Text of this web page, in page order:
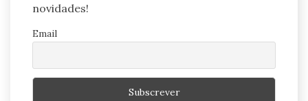
novidades!
Email